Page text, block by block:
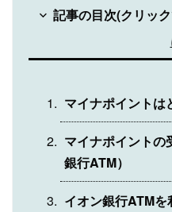
記事の目次(クリッ
マイナポイントは
マイナポイントの
銀行ATM）
イオン銀行ATM